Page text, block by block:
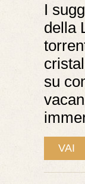
I
della
su
VAI